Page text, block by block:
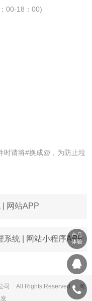
00-18：00)
时请将#换成@，为防止垃
| 网站APP
系统 | 网站小程序APP
公司 All Rights Reserved. 粤
产品
体验